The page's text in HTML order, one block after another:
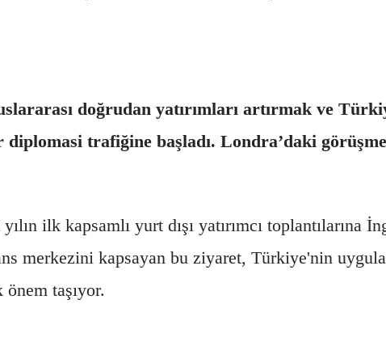
doğrudan yatırımları artırmak ve
trafiğine başladı. Londra’daki
ilk kapsamlı yurt dışı yatırımcı toplantılarına
merkezini kapsayan bu ziyaret, Türkiye'nin
önem taşıyor.